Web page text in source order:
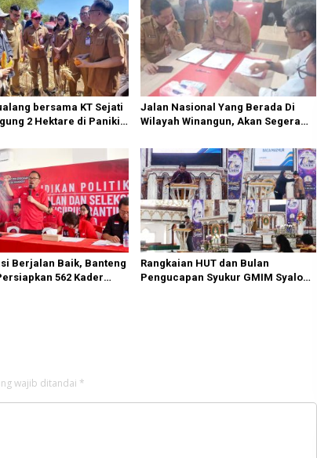
bersama KT Sejati
2 Hektare di Paniki
Jalan Nasional Yang Berada Di
Wilayah Winangun, Akan Segera
Berjalan Baik, Banteng
562 Kader
Rangkaian HUT dan Bulan
Pengucapan Syukur GMIM Syalom
wajib ditandai *